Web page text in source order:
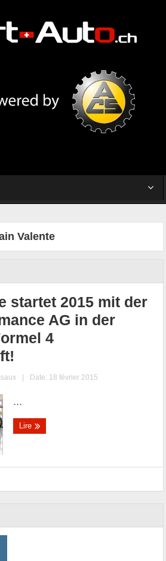
Valente
startet 2015 mit der
AG in der
4
| Date: 18 février 2015
...
Lire